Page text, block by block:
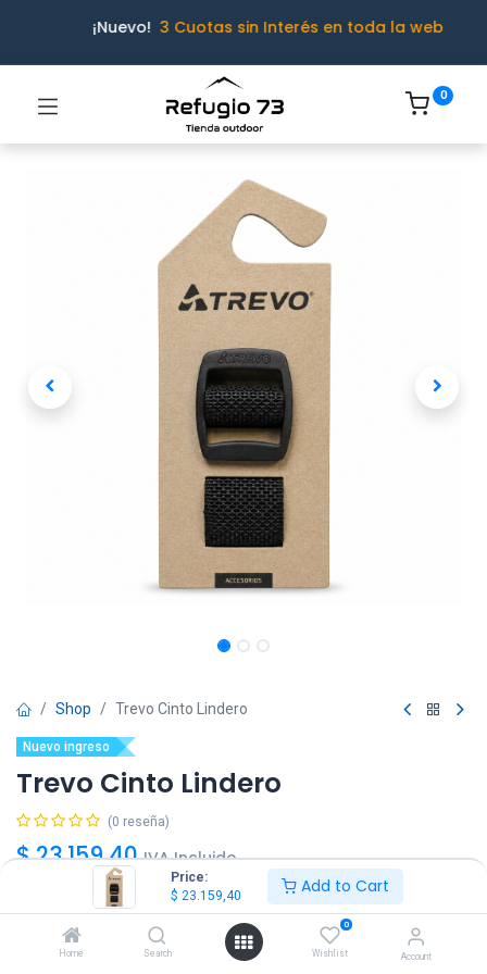
Price:
$ 23.159,40 Add to Cart
Home Search
0
Wishlist Account
¡Nuevo! 3 Cuotas sin Interés en toda la web
0
Shop Trevo Cinto Lindero
Nuevo ingreso
Trevo Cinto Lindero
(0 reseña)
$23.159,40 IVA Incluido
Talle
M L